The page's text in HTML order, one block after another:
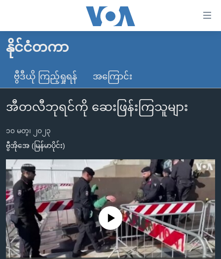
လွယ်ကူ
စေ
သည့်
Link
များ
ပင်မ
အကြောင်းအရာ
ကျော်
ကြည့်
ရန်
ပင်မ
အ
ညွန်း
စာမျက်နှာ
မူလစာမျက်နှာ
မြန်မာ
ကမ္ဘာ့သတင်းများ
နိုင်ငံတကာ
တရုတ်
အစ္စရေး-ပါလက်စတိုင်း
ဗွီဒီယို
ရပ်ဝန်းတခု လမ်းတခု အလွန်
အင်္ဂလိပ်စာလေ့လာမယ်
အမေရိကန်သုံးအီဒီယံ
မကြေးမုံရဲ့ အင်္ဂလိပ်စာ
ရုပ်ရှင်ထဲက အင်္ဂလိပ်စာ
သုတပဒေသာ အင်္ဂလိပ်စာ
အပတ်စဉ်ကဏ္ဍများ
ရေဒီယို
တီဗွီ
ရေဒီယိုနှင့်ရုပ်သံ အချက်အလက်များ
ရေဒီယို/တီဗွီအစီအစဉ်
Learning English
နိုင်ငံတကာ
ဗွီဒီယို ကြည့်ရှုရန် အကြောင်း
အီတလီဘုရင်ကို ဆေးဖြန်းကြသူများ
၁၀ မတ္၊ ၂၀၂၃
ဗွီအိုအေ (မြန်မာပိုင်း)
No media source currently available